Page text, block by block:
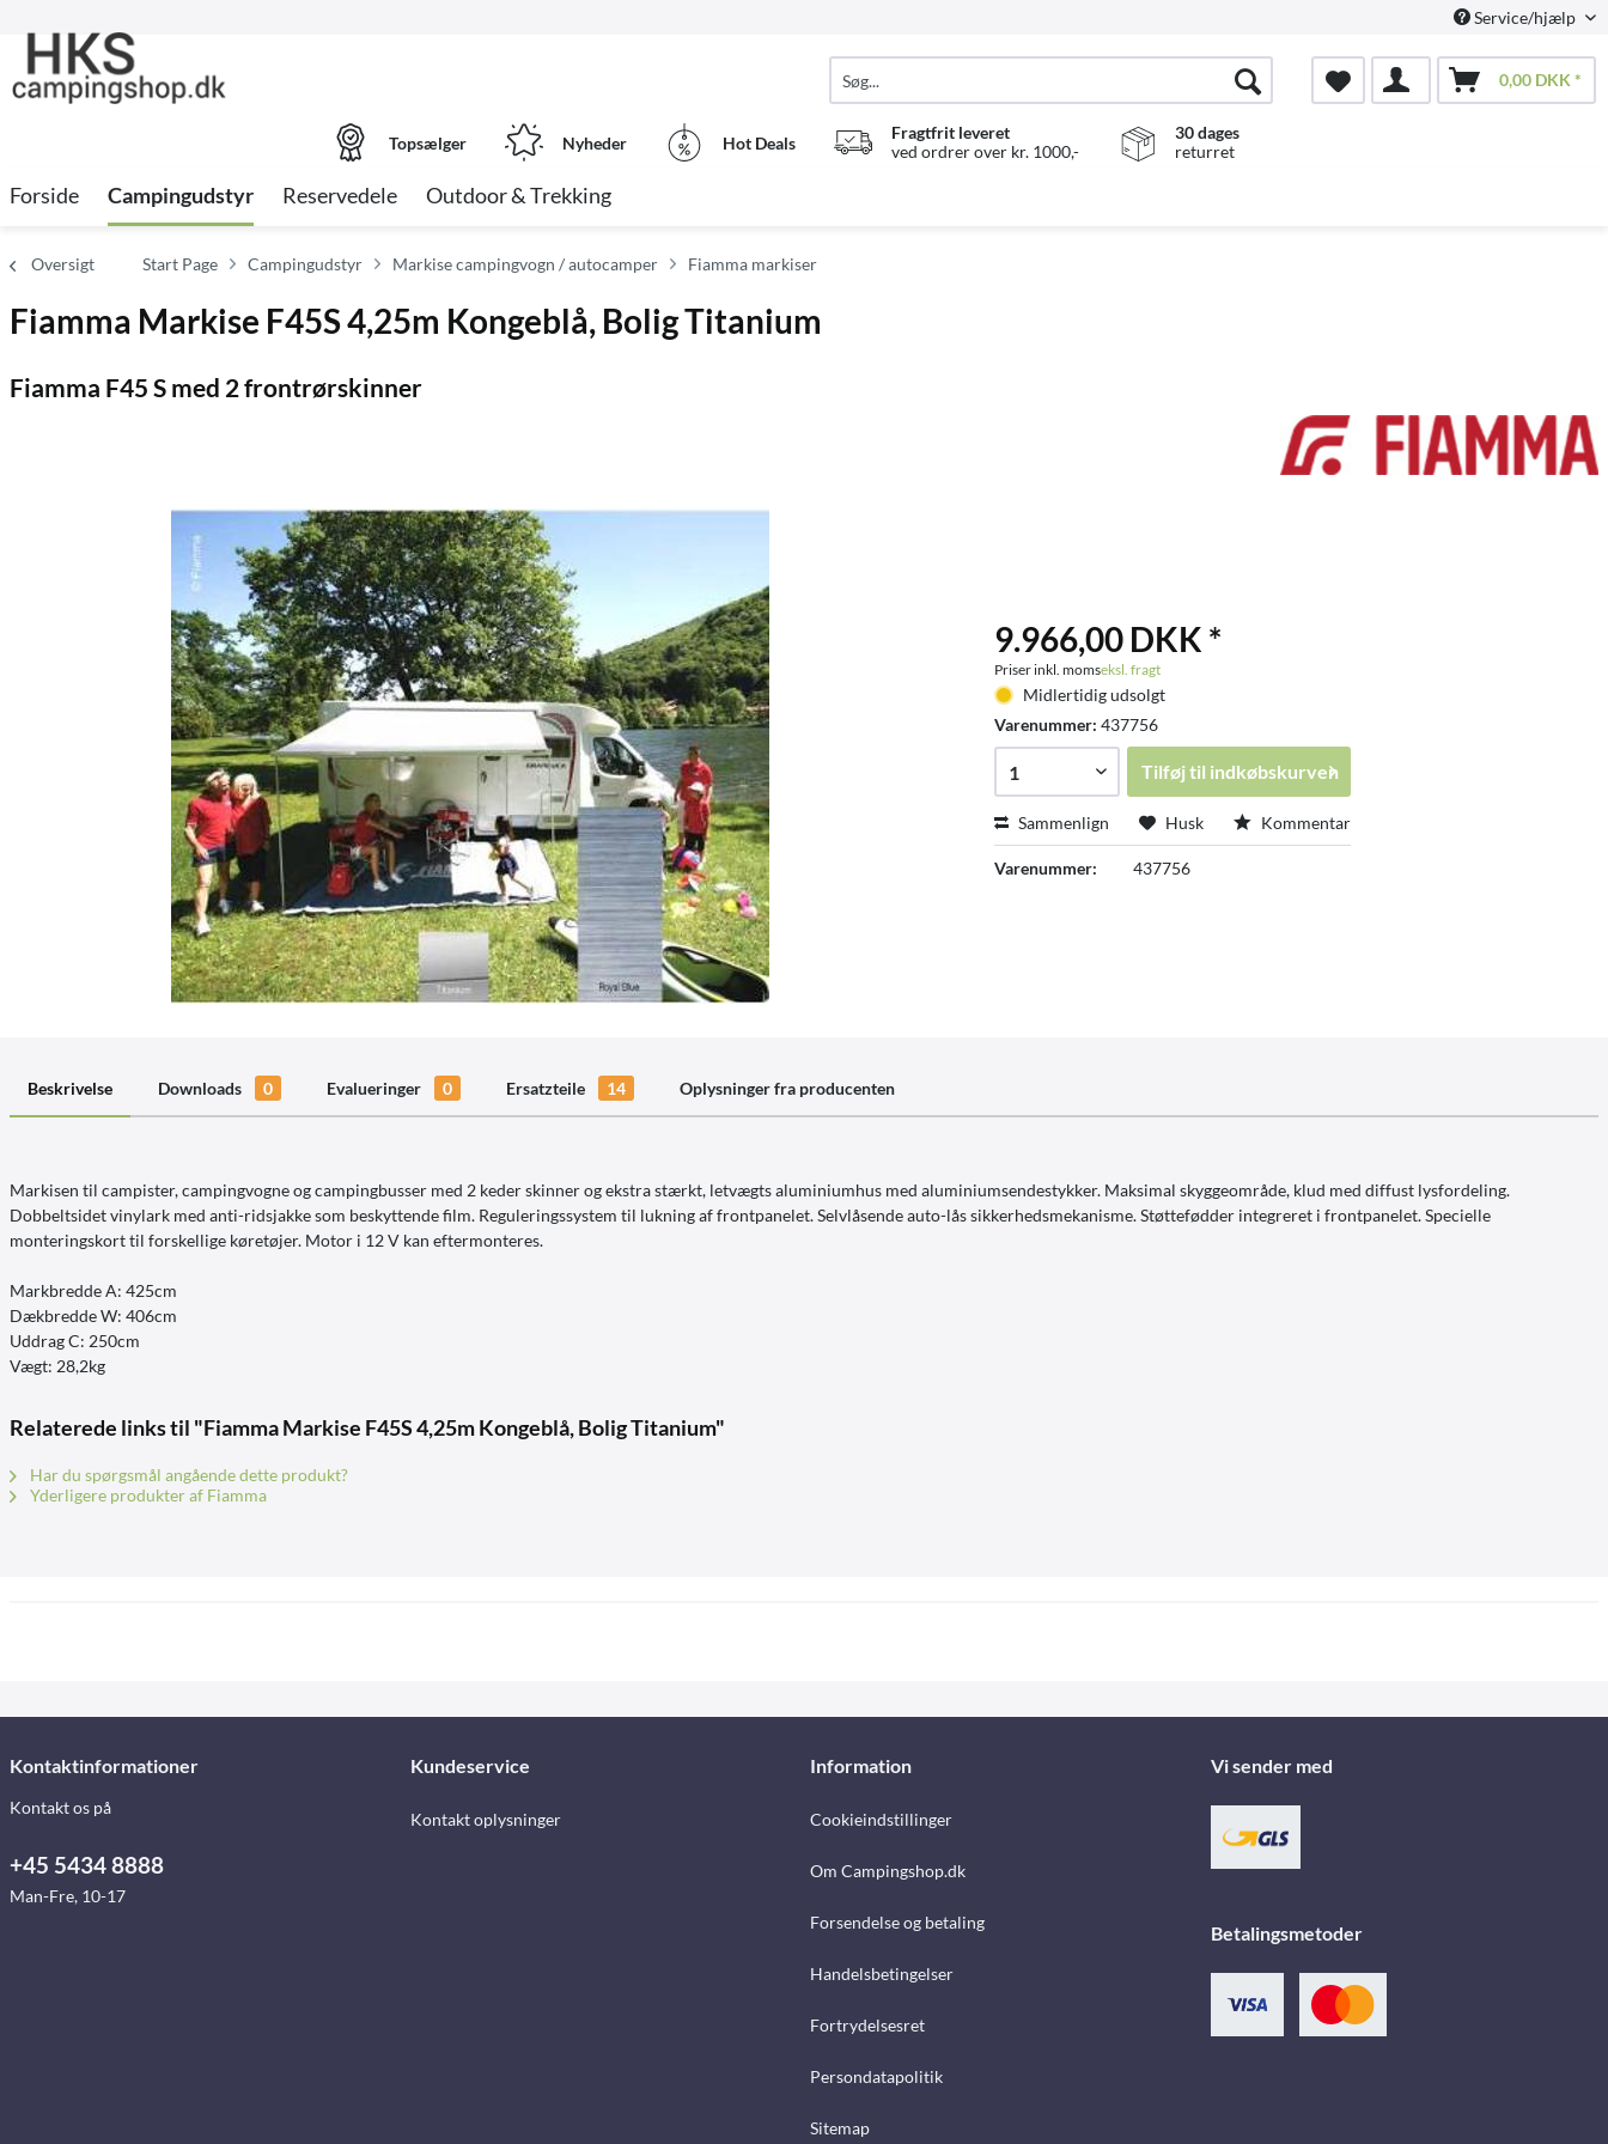
Service/hjælp
0,00 DKK *
Topsælger Nyheder Hot Deals
Fragtfrit leveret
ved ordrer over kr. 1000,-
30 dages
returret
Forside Campingudstyr Reservedele Outdoor & Trekking
Oversigt Start Page Campingudstyr Markise campingvogn / autocamper Fiamma markiser
Fiamma Markise F45S 4,25m Kongeblå, Bolig Titanium
Fiamma F45 S med 2 frontrørskinner
9.966,00 DKK *
Priser inkl. momseksl. fragt
Midlertidig udsolgt
Varenummer:437756
Tilføj til indkøbskurven
Sammenlign Husk Kommentar
Varenummer: 437756
Beskrivelse Downloads 0 Evalueringer 0 Ersatzteile 14 Oplysninger fra producenten
Markisen til campister, campingvogne og campingbusser med 2 keder skinner og ekstra stærkt, letvægts aluminiumhus med aluminiumsendestykker. Maksimal skyggeområde, klud med diffust lysfordeling.
Dobbeltsidet vinylark med anti-ridsjakke som beskyttende film. Reguleringssystem til lukning af frontpanelet. Selvlåsende auto-lås sikkerhedsmekanisme. Støttefødder integreret i frontpanelet. Specielle
monteringskort til forskellige køretøjer. Motor i 12 V kan eftermonteres.
Markbredde A: 425cm
Dækbredde W: 406cm
Uddrag C: 250cm
Vægt: 28,2kg
Relaterede links til "Fiamma Markise F45S 4,25m Kongeblå, Bolig Titanium"
Har du spørgsmål angående dette produkt?
Yderligere produkter af Fiamma
Kontaktinformationer
Kontakt os på
+45 5434 8888
Man-Fre, 10-17
Kundeservice
Kontakt oplysninger
Information
Cookieindstillinger
Om Campingshop.dk
Forsendelse og betaling
Handelsbetingelser
Fortrydelsesret
Persondatapolitik
Sitemap
Vi sender med
Betalingsmetoder